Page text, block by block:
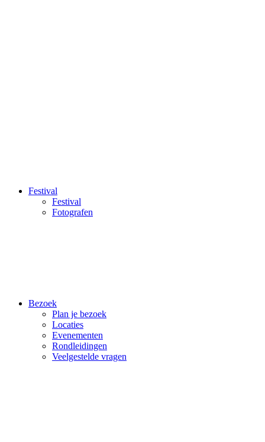
Festival
Festival
Fotografen
Bezoek
Plan je bezoek
Locaties
Evenementen
Rondleidingen
Veelgestelde vragen